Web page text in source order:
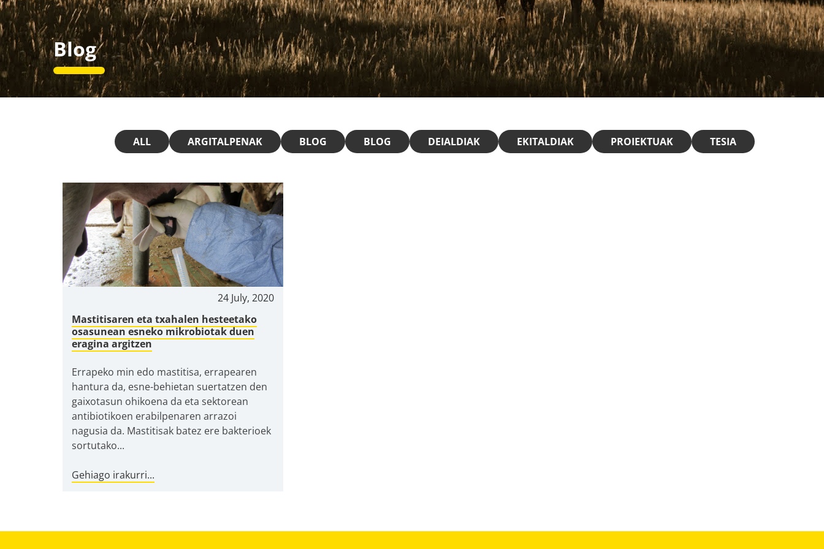
Blog
ALL ARGITALPENAK BLOG BLOG DEIALDIAK EKITALDIAK PROIEKTUAK TESIA
24 July, 2020
Mastitisaren eta txahalen hesteetako
osasunean esneko mikrobiotak duen
eragina argitzen
Errapeko min edo mastitisa, errapearen
hantura da, esne-behietan suertatzen den
gaixotasun ohikoena da eta sektorean
antibiotikoen erabilpenaren arrazoi
nagusia da. Mastitisak batez ere bakterioek
sortutako...
Gehiago irakurri...